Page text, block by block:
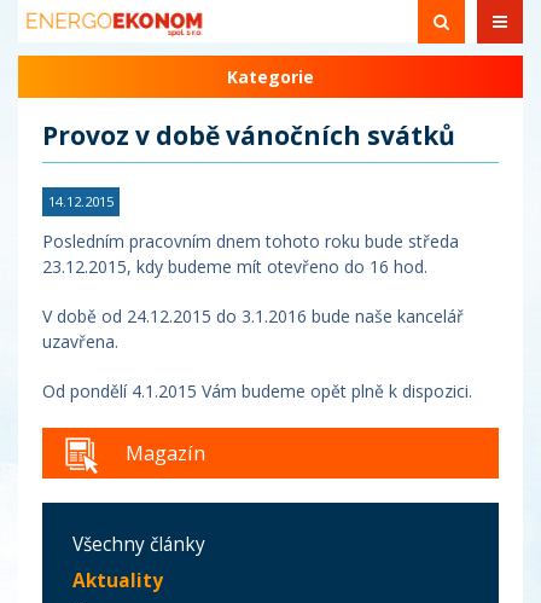
Kategorie
Provoz v době vánočních svátků
14.12.2015
Posledním pracovním dnem tohoto roku bude středa
23.12.2015, kdy budeme mít otevřeno do 16 hod.
V době od 24.12.2015 do 3.1.2016 bude naše kancelář
uzavřena.
Od pondělí 4.1.2015 Vám budeme opět plně k dispozici.
Magazín
Všechny články
Aktuality